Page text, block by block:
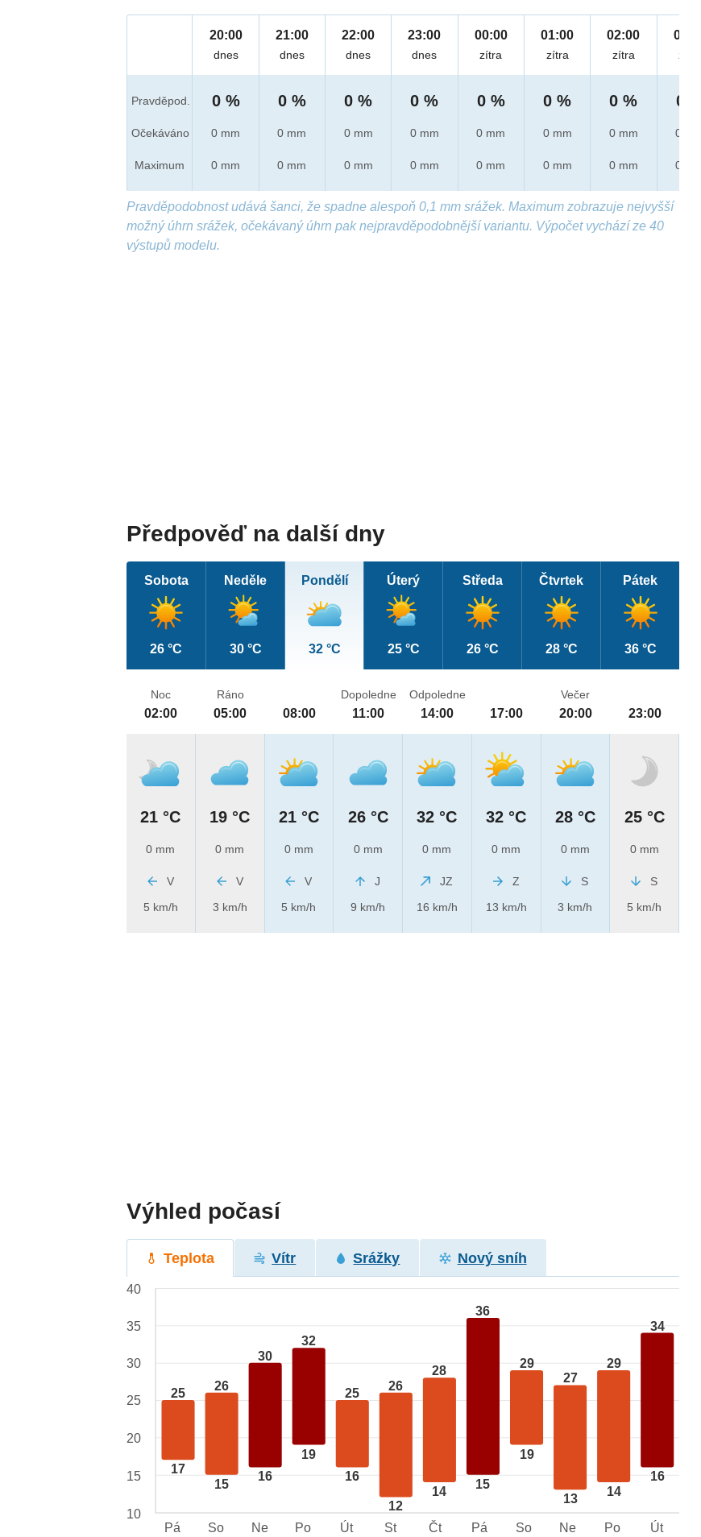
Pravděpod.
Očekáváno
Maximum
20:00
dnes
0 %
0 mm
0 mm
21:00
dnes
0 %
0 mm
0 mm
22:00
dnes
0 %
0 mm
0 mm
23:00
dnes
0 %
0 mm
0 mm
00:00
zítra
0 %
0 mm
0 mm
01:00
zítra
0 %
0 mm
0 mm
02:00
zítra
0 %
0 mm
0 mm
03:00
zítra
0 %
0 mm
0 mm
Pravděpodobnost udává šanci, že spadne alespoň 0,1 mm srážek. Maximum zobrazuje nejvyšší
možný úhrn srážek, očekávaný úhrn pak nejpravděpodobnější variantu. Výpočet vychází ze 40
výstupů modelu.
Předpověď na další dny
Sobota
26 °C
Neděle
30 °C
Pondělí
32 °C
Úterý
25 °C
Středa
26 °C
Čtvrtek
28 °C
Pátek
36 °C
Noc
02:00
21 °C
0 mm
V
5 km/h
Ráno
05:00
19 °C
0 mm
V
3 km/h
08:00
21 °C
0 mm
V
5 km/h
Dopoledne
11:00
26 °C
0 mm
J
9 km/h
Odpoledne
14:00
32 °C
0 mm
JZ
16 km/h
17:00
32 °C
0 mm
Z
13 km/h
Večer
20:00
28 °C
0 mm
S
3 km/h
23:00
25 °C
0 mm
S
5 km/h
Výhled počasí
Teplota Vítr Srážky Nový sníh
25
17
26
15
30
16
32
19
25
16
26
12
28
14
36
15
29
19
27
13
29
14
34
16
40
35
30
25
20
15
10
Pá
So Ne Po Út St Čt Pá So Ne Po Út